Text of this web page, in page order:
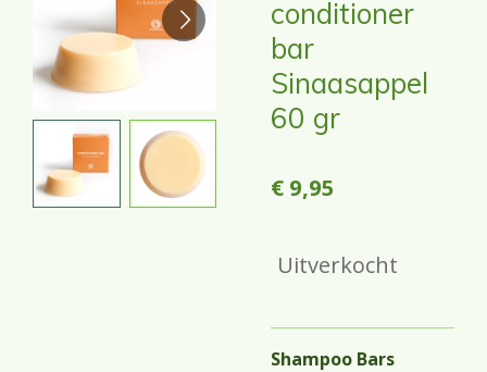
conditioner
bar
Sinaasappel
60 gr
€ 9,95
Uitverkocht
Shampoo Bars